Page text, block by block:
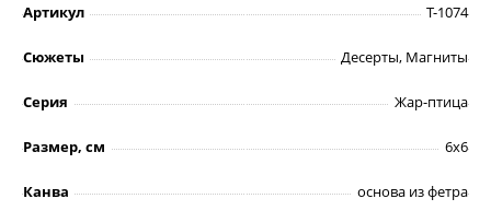
Артикул Т-1074
Сюжеты Десерты, Магниты
Серия Жар-птица
Размер, см 6х6
Канва основа из фетра